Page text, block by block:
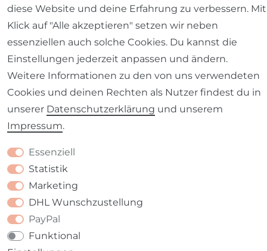
VERTRAG WIDERRUFEN
diese Website und deine Erfahrung zu verbessern. Mit
Klick auf "Alle akzeptieren" setzen wir neben
essenziellen auch solche Cookies. Du kannst die
Einstellungen jederzeit anpassen und ändern.
Weitere Informationen zu den von uns verwendeten
Cookies und deinen Rechten als Nutzer findest du in
unserer Daten­schutz­erklärung und unserem
Impressum.
Essenziell
Statistik
Marketing
DHL Wunschzustellung
PayPal
Funktional